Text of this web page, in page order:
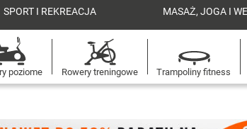
SPORT I REKREACJA MASAŻ, JOGA I
poziome Rowery treningowe Trampoliny fitness